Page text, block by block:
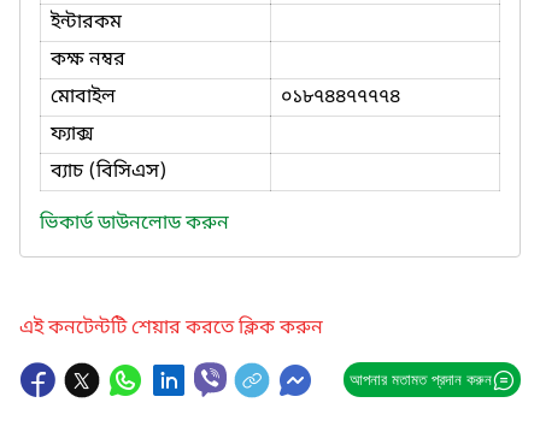
ইন্টারকম
কক্ষ নম্বর
মোবাইল
০১৮৭৪৪৭৭৭৭৪
ফ্যাক্স
ব্যাচ (বিসিএস)
ভিকার্ড ডাউনলোড করুন
এই কনটেন্টটি শেয়ার করতে ক্লিক করুন
আপনার মতামত প্রদান করুন